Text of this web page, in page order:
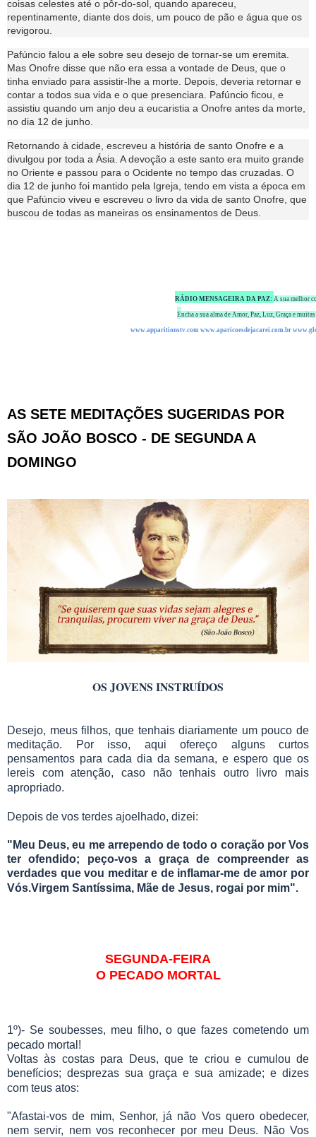
coisas celestes até o pôr-do-sol, quando apareceu,
repentinamente, diante dos dois, um pouco de pão e água que os
revigorou.
Pafúncio falou a ele sobre seu desejo de tornar-se um eremita.
Mas Onofre disse que não era essa a vontade de Deus, que o
tinha enviado para assistir-lhe a morte. Depois, deveria retornar e
contar a todos sua vida e o que presenciara. Pafúncio ficou, e
assistiu quando um anjo deu a eucaristia a Onofre antes da morte,
no dia 12 de junho.
Retornando à cidade, escreveu a história de santo Onofre e a
divulgou por toda a Ásia. A devoção a este santo era muito grande
no Oriente e passou para o Ocidente no tempo das cruzadas. O
dia 12 de junho foi mantido pela Igreja, tendo em vista a época em
que Pafúncio viveu e escreveu o livro da vida de santo Onofre, que
buscou de todas as maneiras os ensinamentos de Deus.
RÁDIO MENSAGEIRA DA PAZ: A sua melhor
Encha a sua alma de Amor, Paz, Luz, Graça e
www.apparitionstv.com www.aparicoesdejacarei.com.br
AS SETE MEDITAÇÕES SUGERIDAS POR
SÃO JOÃO BOSCO - DE SEGUNDA A
DOMINGO
OS JOVENS INSTRUÍDOS
Desejo, meus filhos, que tenhais diariamente um pouco de
meditação. Por isso, aqui ofereço alguns curtos
pensamentos para cada dia da semana, e espero que os
lereis com atenção, caso não tenhais outro livro mais
apropriado.
Depois de vos terdes ajoelhado, dizei:
"Meu Deus, eu me arrependo de todo o coração por Vos
ter ofendido; peço-vos a graça de compreender as
verdades que vou meditar e de inflamar-me de amor por
Vós.Virgem Santíssima, Mãe de Jesus, rogai por mim".
SEGUNDA-FEIRA
O PECADO MORTAL
1º)- Se soubesses, meu filho, o que fazes cometendo um
pecado mortal!
Voltas às costas para Deus, que te criou e cumulou de
benefícios; desprezas sua graça e sua amizade; e dizes
com teus atos:
"Afastai-vos de mim, Senhor, já não Vos quero obedecer,
nem servir, nem vos reconhecer por meu Deus. Não Vos